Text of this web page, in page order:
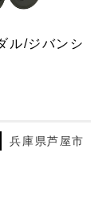
ル/ジバンシ
兵庫県芦屋市